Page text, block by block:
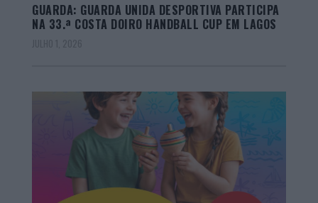
GUARDA: GUARDA UNIDA DESPORTIVA PARTICIPA
NA 33.ª COSTA DOIRO HANDBALL CUP EM LAGOS